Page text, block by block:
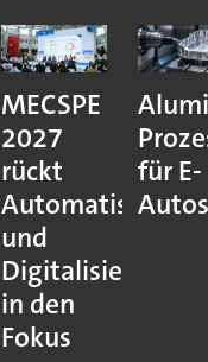
MECSPE
2027
rückt
Automatisierung
und
Digitalisierung
in den
Fokus
für E-
Autos